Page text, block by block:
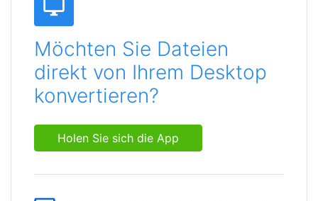
Möchten Sie Dateien
direkt von Ihrem Desktop
konvertieren?
Holen Sie sich die App